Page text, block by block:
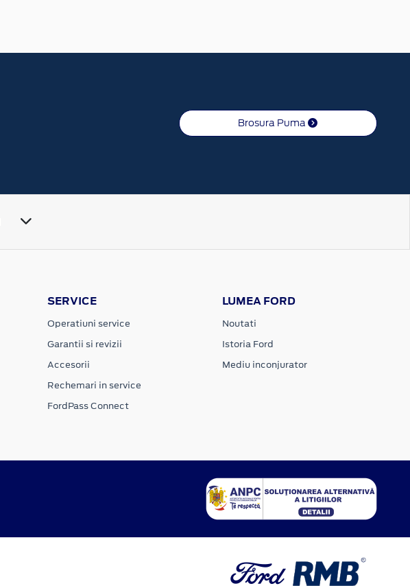
Brosura Puma
SERVICE
Operatiuni service
Garantii si revizii
Accesorii
Rechemari in service
FordPass Connect
LUMEA FORD
Noutati
Istoria Ford
Mediu inconjurator